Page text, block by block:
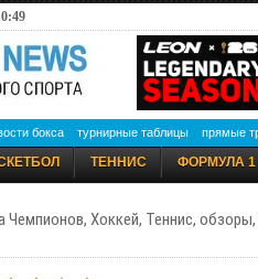
бокса турнирные таблицы прямые
ТЕННИС ФОРМУЛА 1
Чемпионов, Хоккей, Теннис,